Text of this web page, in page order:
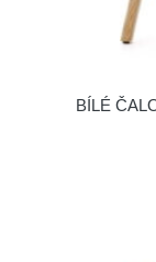
BÍLÉ